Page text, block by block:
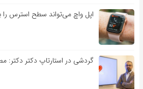
اپل واچ می‌تواند سطح استرس را
گردشی در استارتاپ دکتر دکتر: